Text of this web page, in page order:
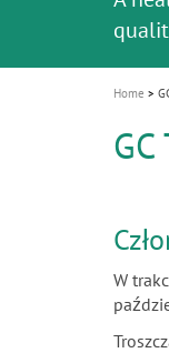
o
n
Home
W